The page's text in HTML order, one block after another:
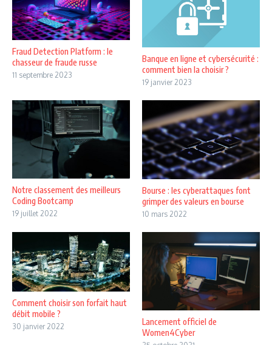
Fraud Detection Platform : le
chasseur de fraude russe
11 septembre 2023
Banque en ligne et cybersécurité :
comment bien la choisir ?
19 janvier 2023
Notre classement des meilleurs
Coding Bootcamp
19 juillet 2022
Bourse : les cyberattaques font
grimper des valeurs en bourse
10 mars 2022
Comment choisir son forfait haut
débit mobile ?
30 janvier 2022
Lancement officiel de
Women4Cyber